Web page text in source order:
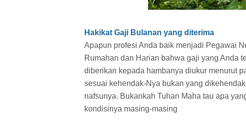
Hakikat Gaji Bulanan yang diterima
Apapun profesi Anda baik menjadi Pegawai
Rumahan dan Harian bahwa gaji yang Anda
diberikan kepada hambanya diukur menurut
sesuai kehendak-Nya bukan yang
nafsunya. Bukankah Tuhan Maha tau apa
kondisinya masing-masing